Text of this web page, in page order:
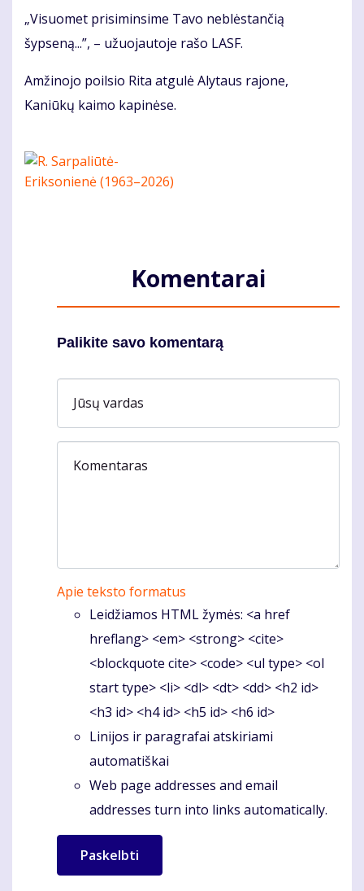
„Visuomet prisiminsime Tavo neblėstančią
šypseną...”, – užuojautoje rašo LASF.
Amžinojo poilsio Rita atgulė Alytaus rajone,
Kaniūkų kaimo kapinėse.
Komentarai
Palikite savo komentarą
Jūsų vardas
Komentaras
Apie teksto formatus
Leidžiamos HTML žymės: <a href
hreflang> <em> <strong> <cite>
<blockquote cite> <code> <ul type> <ol
start type> <li> <dl> <dt> <dd> <h2 id>
<h3 id> <h4 id> <h5 id> <h6 id>
Linijos ir paragrafai atskiriami
automatiškai
Web page addresses and email
addresses turn into links automatically.